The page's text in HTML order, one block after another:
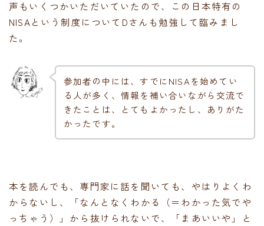
声もいくつかいただいていたので、この日本特有の
NISAという制度についてDさんも勉強して臨みまし
た。
参加者の中には、すでにNISAを始めてい
る人が多く、情報を補い合いながら交流で
きたことは、とてもよかったし、ありがた
かったです。
本を読んでも、専門家に話を聞いても、やはりよくわ
からないし、「なんとなくわかる（＝わかった気でや
っちゃう）」から抜けられないで、「まあいいや」と